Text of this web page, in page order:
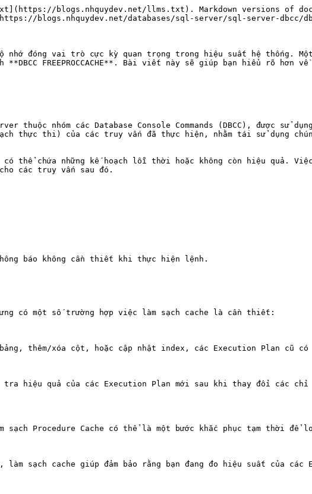
blogs.nhquydev.net/llms.txt). Markdown versions of
blogs.nhquydev.net/databases/sql-server/sql-server-dbcc/
nhớ đóng vai trò cực kỳ quan trọng trong hiệu suất hệ thống.
FREEPROCCACHE**. Bài viết này sẽ giúp bạn hiểu rõ hơn
thuộc nhóm các Database Console Commands (DBCC), được sử
thực thi) của các truy vấn đã thực hiện, nhằm tái sử dụng
chứa những kế hoạch lỗi thời hoặc không còn hiệu quả. Việc làm
các truy vấn sau đó.
thông báo không cần thiết khi thực hiện lệnh.
có một số trường hợp việc làm sạch cache là cần thiết:
thêm/xóa cột, hoặc cập nhật index, các Execution Plan cũ có
hiệu quả của các Execution Plan mới sau khi thay đổi các
Procedure Cache có thể là một bước khắc phục tạm thời để
sạch cache giúp đảm bảo rằng bạn đang đo hiệu suất của các